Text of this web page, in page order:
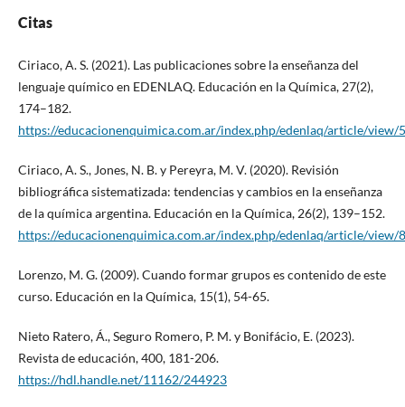
Citas
Ciriaco, A. S. (2021). Las publicaciones sobre la enseñanza del
lenguaje químico en EDENLAQ. Educación en la Química, 27(2),
174–182.
https://educacionenquimica.com.ar/index.php/edenlaq/article/view/
Ciriaco, A. S., Jones, N. B. y Pereyra, M. V. (2020). Revisión
bibliográfica sistematizada: tendencias y cambios en la enseñanza
de la química argentina. Educación en la Química, 26(2), 139–152.
https://educacionenquimica.com.ar/index.php/edenlaq/article/view/
Lorenzo, M. G. (2009). Cuando formar grupos es contenido de este
curso. Educación en la Química, 15(1), 54-65.
Nieto Ratero, Á., Seguro Romero, P. M. y Bonifácio, E. (2023).
Revista de educación, 400, 181-206.
https://hdl.handle.net/11162/244923